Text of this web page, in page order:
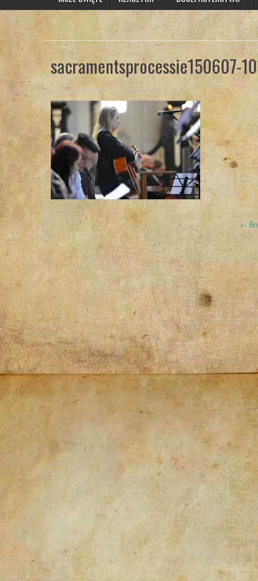
sacramentsprocessie150607-
Posted ByBrat Marcin on 24 czerwca 2015
Post
navigation
←